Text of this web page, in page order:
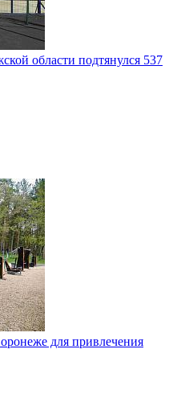
области подтянулся 537
для привлечения